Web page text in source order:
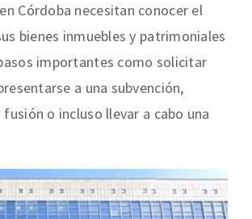
Córdoba necesitan conocer el
bienes inmuebles y patrimoniales
importantes como solicitar
a una subvención,
o incluso llevar a cabo una